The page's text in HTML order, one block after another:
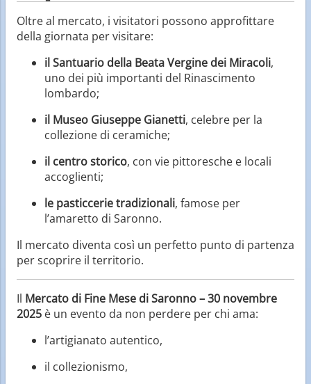
Oltre al mercato, i visitatori possono approfittare
della giornata per visitare:
il Santuario della Beata Vergine dei Miracoli,
uno dei più importanti del Rinascimento
lombardo;
il Museo Giuseppe Gianetti, celebre per la
collezione di ceramiche;
il centro storico, con vie pittoresche e locali
accoglienti;
le pasticcerie tradizionali, famose per
l’amaretto di Saronno.
Il mercato diventa così un perfetto punto di partenza
per scoprire il territorio.
Il Mercato di Fine Mese di Saronno – 30 novembre
2025 è un evento da non perdere per chi ama:
l’artigianato autentico,
il collezionismo,